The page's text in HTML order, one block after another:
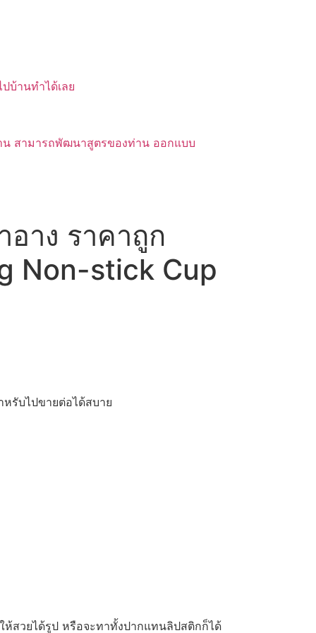
บ้านทำได้เลย
น สามารถพัฒนาสูตรของท่าน ออกแบบ
าง ราคาถูก
Non-stick Cup
รับไปขายต่อได้สบาย
ห้สวยได้รูป หรือจะทาทั้งปากแทนลิปสติกก็ได้